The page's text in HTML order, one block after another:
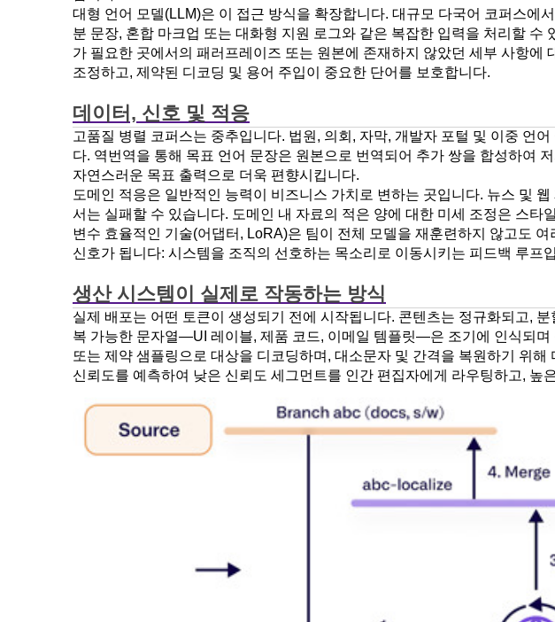
대형 언어 모델(LLM)은 이 접근 방식을 확장합니다. 대규모 다국어 코퍼스에
분 문장, 혼합 마크업 또는 대화형 지원 로그와 같은 복잡한 입력을 처리할
가 필요한 곳에서의 패러프레이즈 또는 원본에 존재하지 않았던 세부 사항
조정하고, 제약된 디코딩 및 용어 주입이 중요한 단어를 보호합니다.
데이터, 신호 및 적응
고품질 병렬 코퍼스는 중추입니다. 법원, 의회, 자막, 개발자 포털 및 이중 언
다. 역번역을 통해 목표 언어 문장은 원본으로 번역되어 추가 쌍을 합성하여
자연스러운 목표 출력으로 더욱 편향시킵니다.
도메인 적응은 일반적인 능력이 비즈니스 가치로 변하는 곳입니다. 뉴스 및
서는 실패할 수 있습니다. 도메인 내 자료의 적은 양에 대한 미세 조정은 스
변수 효율적인 기술(어댑터, LoRA)은 팀이 전체 모델을 재훈련하지 않고도
신호가 됩니다: 시스템을 조직의 선호하는 목소리로 이동시키는 피드백 루프
생산 시스템이 실제로 작동하는 방식
실제 배포는 어떤 토큰이 생성되기 전에 시작됩니다. 콘텐츠는 정규화되고,
복 가능한 문자열—UI 레이블, 제품 코드, 이메일 템플릿—은 조기에 인식되
또는 제약 샘플링으로 대상을 디코딩하며, 대소문자 및 간격을 복원하기 위
신뢰도를 예측하여 낮은 신뢰도 세그먼트를 인간 편집자에게 라우팅하고,